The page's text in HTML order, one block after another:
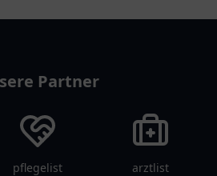
Partner
pflegelist arztlist